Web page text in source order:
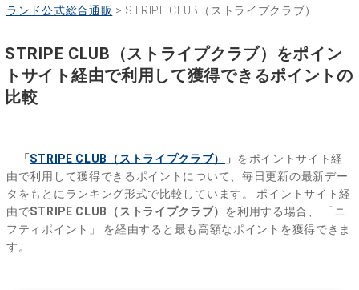
ランド公式総合通販 > STRIPE CLUB（ストライプクラブ）
STRIPE CLUB（ストライプクラブ）をポイン
トサイト経由で利用して獲得できるポイントの
比較
「 STRIPE CLUB（ストライプクラブ） 」 をポイントサイト経
由で利用して獲得できるポイントについて、毎日更新の最新デー
タをもとにランキング形式で比較しています。 ポイントサイト経
由でSTRIPE CLUB（ストライプクラブ） を利用する場合、
「ニ
フティポイント」
を経由すると最も高額なポイントを獲得できま
す。